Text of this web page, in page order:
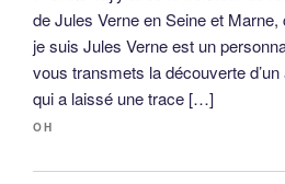
de Jules Verne en Seine et
je suis Jules Verne est un
vous transmets la découverte
qui a laissé une trace […]
OH